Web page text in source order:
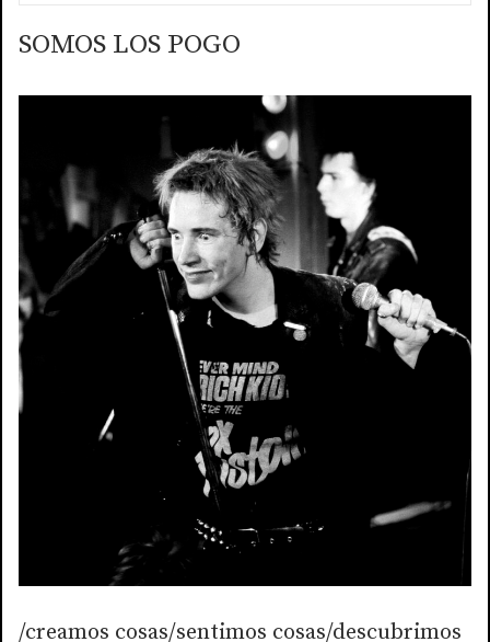
SOMOS LOS POGO
/creamos cosas/sentimos cosas/descubrimos